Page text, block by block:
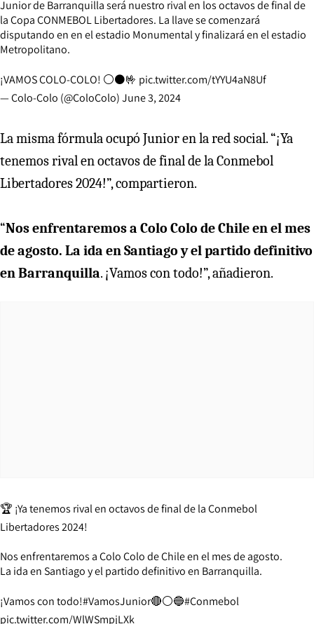
Junior de Barranquilla será nuestro rival en los octavos de final de
la Copa CONMEBOL Libertadores. La llave se comenzará
disputando en en el estadio Monumental y finalizará en el estadio
Metropolitano.
¡VAMOS COLO-COLO! ⚪⚫🤟 pic.twitter.com/tYYU4aN8Uf
— Colo-Colo (@ColoColo)June 3, 2024
La misma fórmula ocupó Junior en la red social. “¡Ya
tenemos rival en octavos de final de la Conmebol
Libertadores 2024!”, compartieron.
“Nos enfrentaremos a Colo Colo de Chile en el mes
de agosto. La ida en Santiago y el partido definitivo
en Barranquilla. ¡Vamos con todo!”, añadieron.
🏆 ¡Ya tenemos rival en octavos de final de la Conmebol
Libertadores 2024!
Nos enfrentaremos a Colo Colo de Chile en el mes de agosto.
La ida en Santiago y el partido definitivo en Barranquilla.
¡Vamos con todo!#VamosJunior🔴⚪️🔵#Conmebol
pic.twitter.com/WlWSmpjLXk